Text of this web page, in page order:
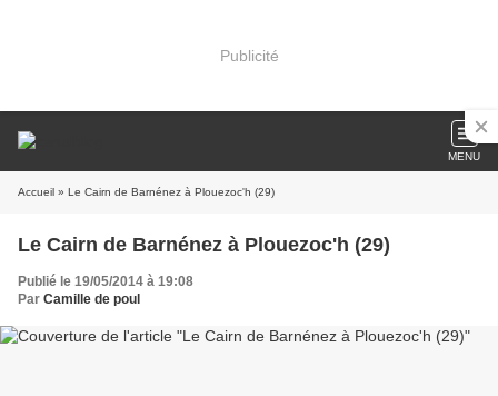
Publicité
MENU
Accueil » Le Cairn de Barnénez à Plouezoc'h (29)
Le Cairn de Barnénez à Plouezoc'h (29)
Publié le 19/05/2014 à 19:08
Par Camille de poul